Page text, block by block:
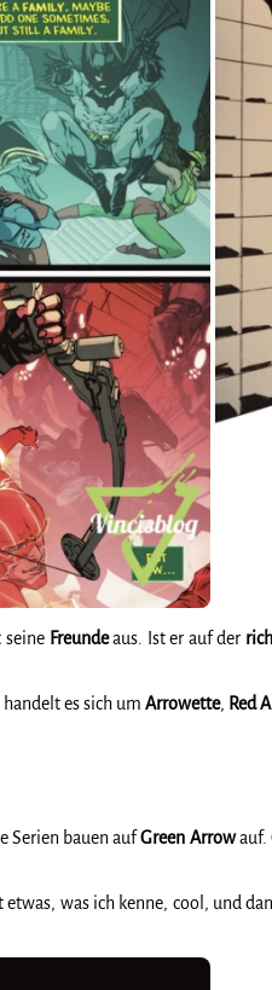
Freundeaus. Ist er auf der
es sich um Arrowette, Red
Serien bauen aufGreen Arrowauf.
was ich kenne, cool, und